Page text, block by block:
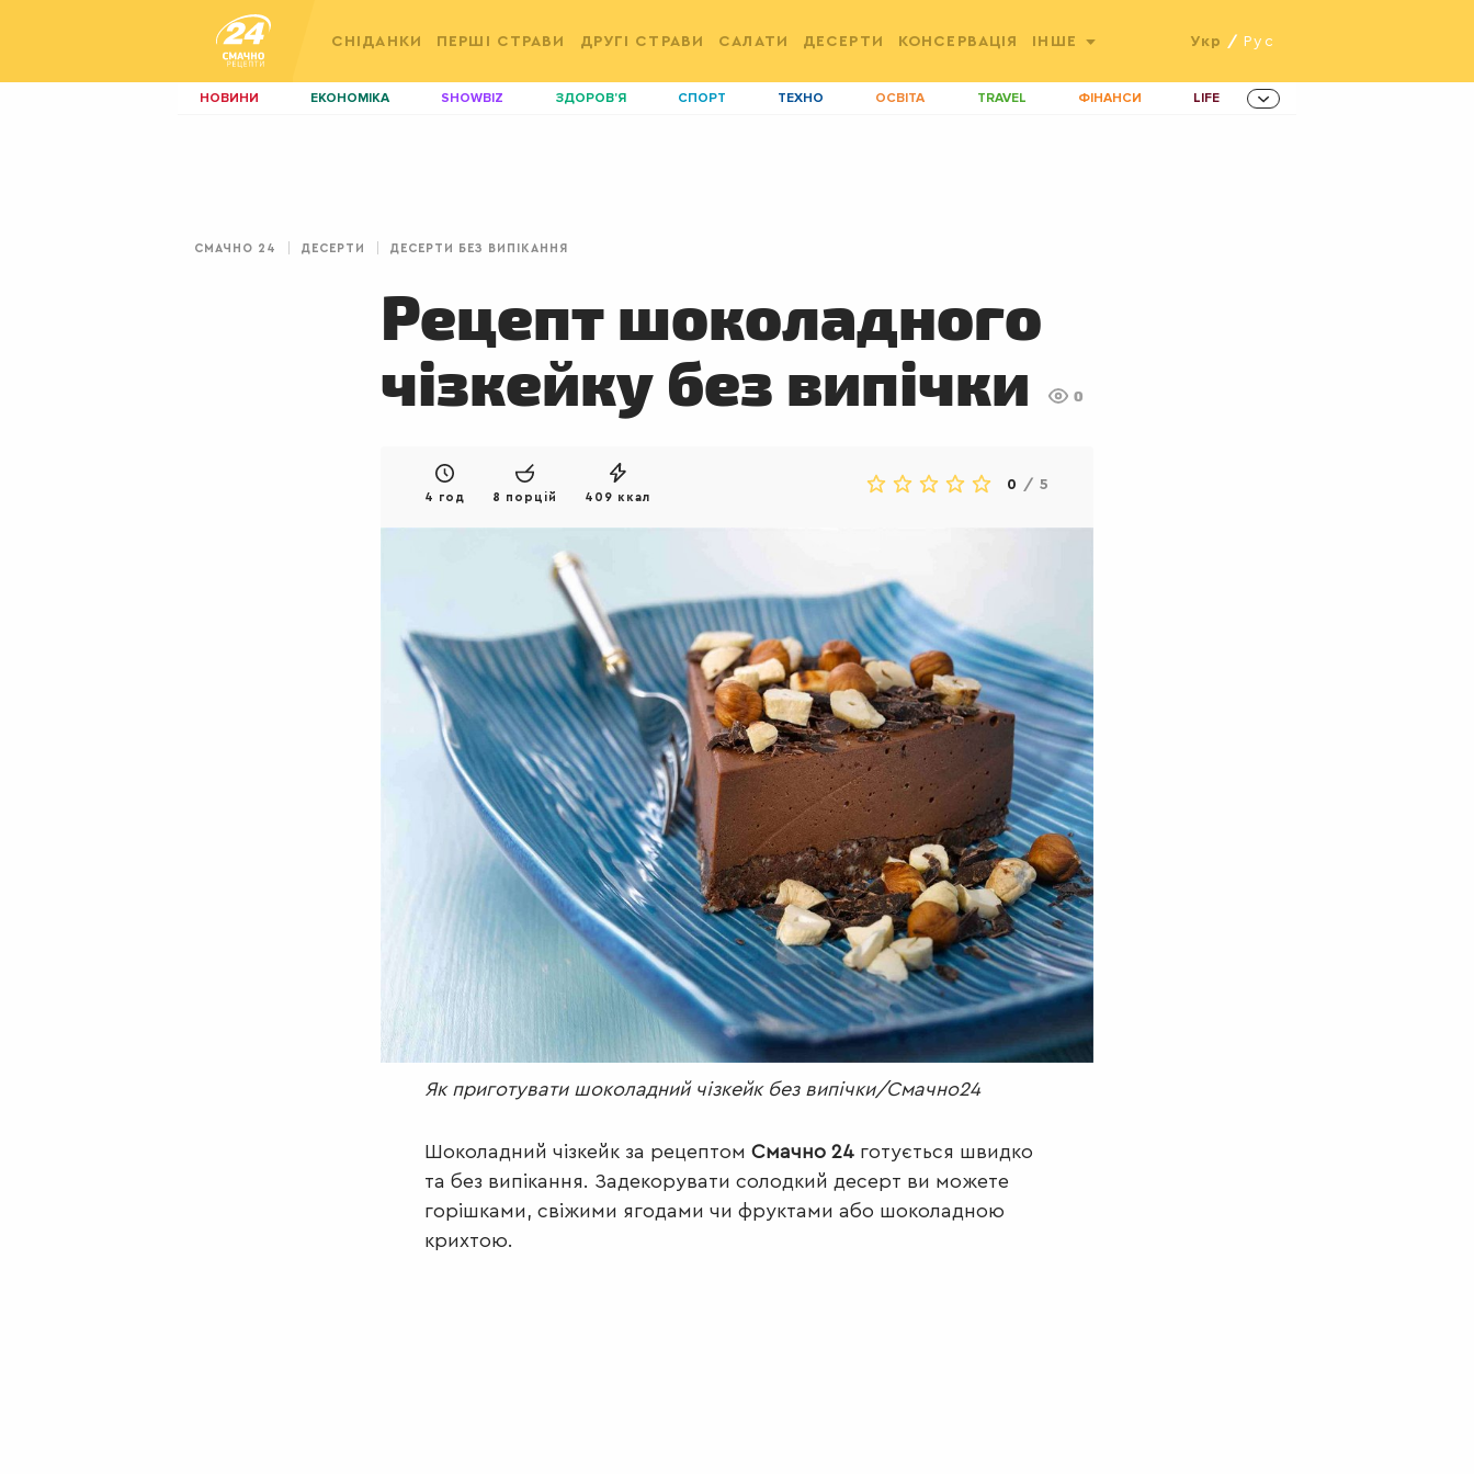
СНІДАНКИ ПЕРШІ СТРАВИ ДРУГІ СТРАВИ САЛАТИ ДЕСЕРТИ КОНСЕРВАЦІЯ ІНШЕ Укр / Рус
НОВИНИ ЕКОНОМІКА SHOWBIZ ЗДОРОВ'Я СПОРТ ТЕХНО ОСВІТА TRAVEL ФІНАНСИ LIFE
СМАЧНО 24 ДЕСЕРТИ ДЕСЕРТИ БЕЗ ВИПІКАННЯ
Рецепт шоколадного
чізкейку без випічки
0
4 год 8 порцій 409 ккал
0 / 5
Як приготувати шоколадний чізкейк без випічки/Смачно24
Шоколадний чізкейк за рецептом Смачно 24 готується швидко
та без випікання. Задекорувати солодкий десерт ви можете
горішками, свіжими ягодами чи фруктами або шоколадною
крихтою.